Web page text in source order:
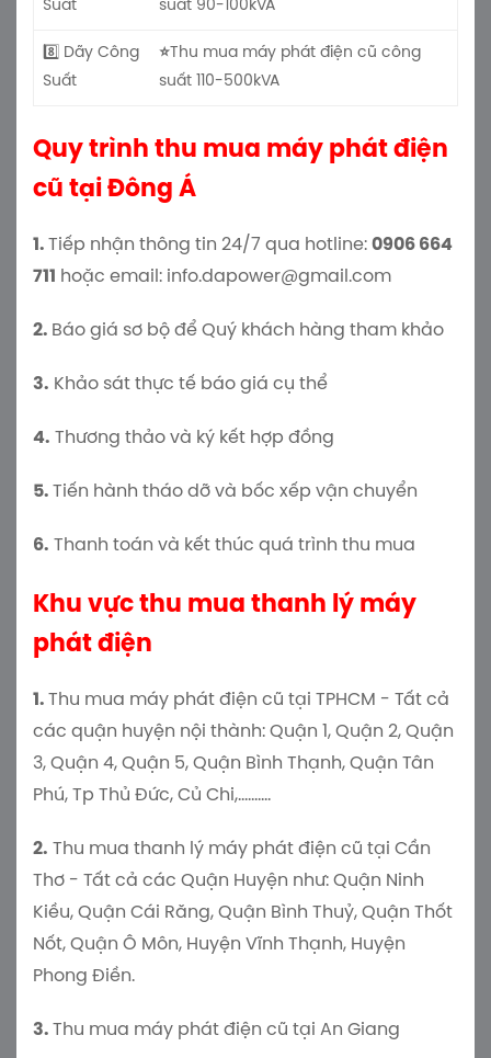
Suất
suất 90-100kVA
8️⃣ Dãy Công
Suất
⭐ Thu mua máy phát điện cũ công
suất 110-500kVA
Quy trình thu mua máy phát điện
cũ tại Đông Á
1. Tiếp nhận thông tin 24/7 qua hotline: 0906 664
711 hoặc email: info.dapower@gmail.com
2. Báo giá sơ bộ để Quý khách hàng tham khảo
3. Khảo sát thực tế báo giá cụ thể
4. Thương thảo và ký kết hợp đồng
5. Tiến hành tháo dỡ và bốc xếp vận chuyển
6. Thanh toán và kết thúc quá trình thu mua
Khu vực thu mua thanh lý máy
phát điện
1. Thu mua máy phát điện cũ tại TPHCM - Tất cả
các quận huyện nội thành: Quận 1, Quận 2, Quận
3, Quận 4, Quận 5, Quận Bình Thạnh, Quận Tân
Phú, Tp Thủ Đức, Củ Chi,..........
2. Thu mua thanh lý máy phát điện cũ tại Cần
Thơ - Tất cả các Quận Huyện như: Quận Ninh
Kiều, Quận Cái Răng, Quận Bình Thuỷ, Quận Thốt
Nốt, Quận Ô Môn, Huyện Vĩnh Thạnh, Huyện
Phong Điền.
3. Thu mua máy phát điện cũ tại An Giang